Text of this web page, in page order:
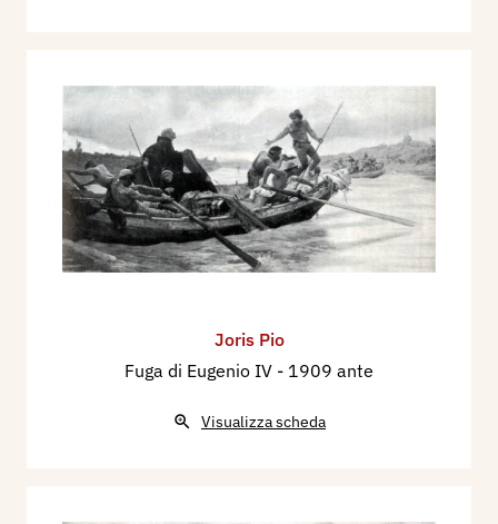
Joris Pio
Fuga di Eugenio IV - 1909 ante
Visualizza scheda